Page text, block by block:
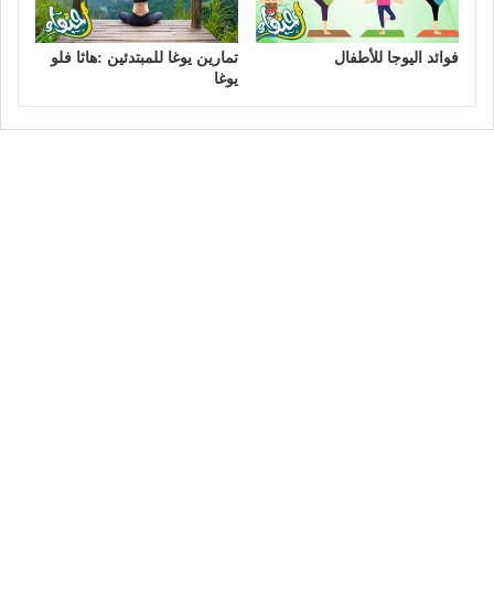
فوائد اليوجا للأطفال
تمارين يوغا للمبتدئين :هاثا فلو
يوغا